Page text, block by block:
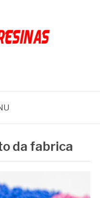
da fabrica